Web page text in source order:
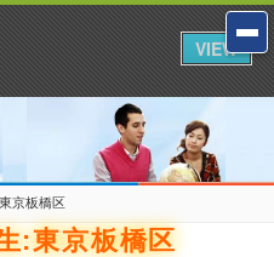
東京板橋区
:東京板橋区
VIEW
VIEW